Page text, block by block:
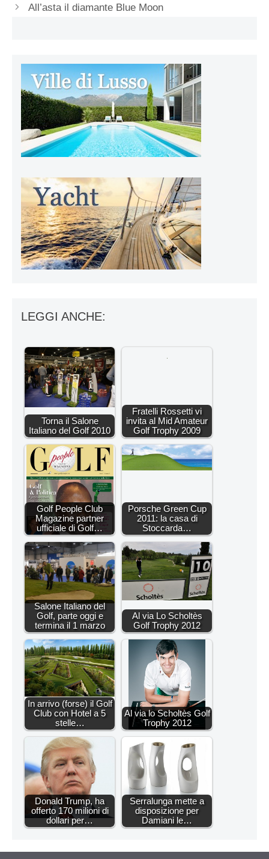
All’asta il diamante Blue Moon
LEGGI ANCHE:
Torna il Salone
Italiano del Golf 2010
Fratelli Rossetti vi
invita al Mid Amateur
Golf Trophy 2009
Golf People Club
Magazine partner
ufficiale di Golf…
Porsche Green Cup
2011: la casa di
Stoccarda…
Salone Italiano del
Golf, parte oggi e
termina il 1 marzo
Al via Lo Scholtès
Golf Trophy 2012
In arrivo (forse) il Golf
Club con Hotel a 5
stelle…
Al via lo Scholtès Golf
Trophy 2012
Donald Trump, ha
offerto 170 milioni di
dollari per…
Serralunga mette a
disposizione per
Damiani le…